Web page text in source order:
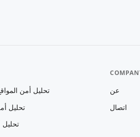
عن
اتصال
تحليل أمن
تحليل
تحليل